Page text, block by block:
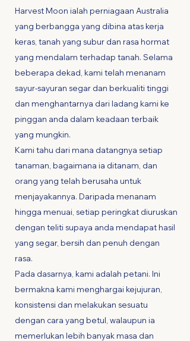
Harvest Moon ialah perniagaan Australia
yang berbangga yang dibina atas kerja
keras, tanah yang subur dan rasa hormat
yang mendalam terhadap tanah. Selama
beberapa dekad, kami telah menanam
sayur-sayuran segar dan berkualiti tinggi
dan menghantarnya dari ladang kami ke
pinggan anda dalam keadaan terbaik
yang mungkin.
Kami tahu dari mana datangnya setiap
tanaman, bagaimana ia ditanam, dan
orang yang telah berusaha untuk
menjayakannya. Daripada menanam
hingga menuai, setiap peringkat diuruskan
dengan teliti supaya anda mendapat hasil
yang segar, bersih dan penuh dengan
rasa.
Pada dasarnya, kami adalah petani. Ini
bermakna kami menghargai kejujuran,
konsistensi dan melakukan sesuatu
dengan cara yang betul, walaupun ia
memerlukan lebih banyak masa dan